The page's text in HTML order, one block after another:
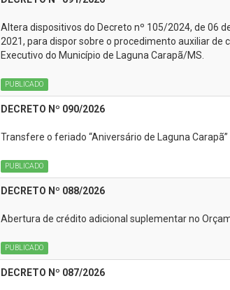
Altera dispositivos do Decreto nº 105/2024, de 06
2021, para dispor sobre o procedimento auxiliar
Executivo do Município de Laguna Carapã/MS.
PUBLICADO
DECRETO Nº 090/2026
Transfere o feriado “Aniversário de Laguna
PUBLICADO
DECRETO Nº 088/2026
Abertura de crédito adicional suplementar no
PUBLICADO
DECRETO Nº 087/2026